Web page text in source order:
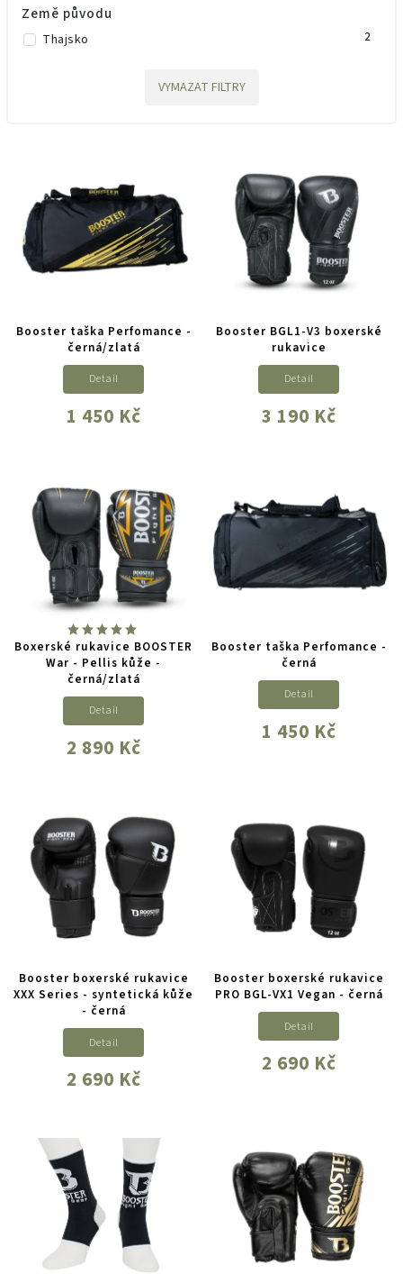
Země původu
Thajsko 2
VYMAZAT FILTRY
Booster taška Perfomance -
černá/zlatá
1 450 Kč
Detail
Booster BGL1-V3 boxerské
rukavice
3 190 Kč
Detail
Boxerské rukavice BOOSTER
War - Pellis kůže -
černá/zlatá
2 890 Kč
Detail
Booster taška Perfomance -
černá
1 450 Kč
Detail
Booster boxerské rukavice
XXX Series - syntetická kůže
- černá
2 690 Kč
Detail
Booster boxerské rukavice
PRO BGL-VX1 Vegan - černá
2 690 Kč
Detail